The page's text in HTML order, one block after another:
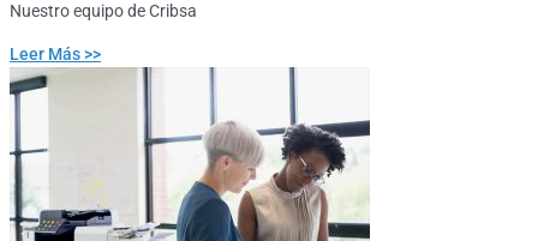
Nuestro equipo de Cribsa
Leer Más >>